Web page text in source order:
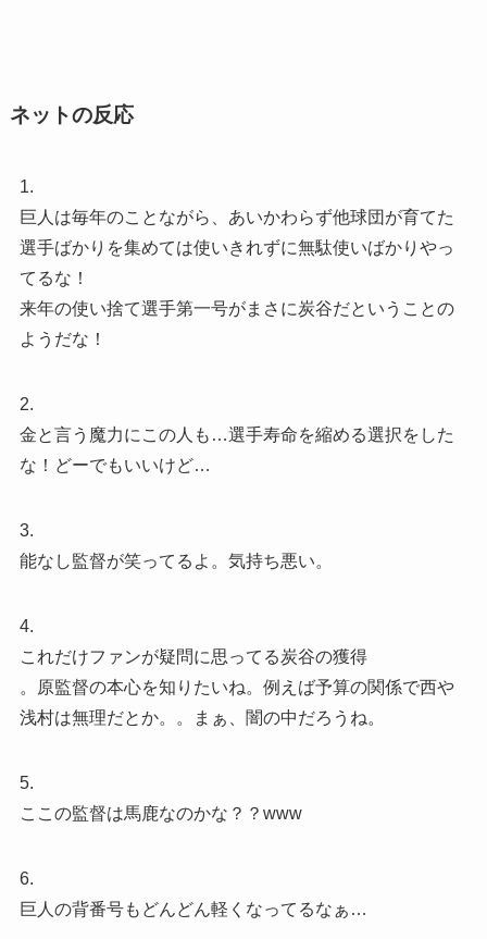
ネットの反応
1.
巨人は毎年のことながら、あいかわらず他球団が育てた
選手ばかりを集めては使いきれずに無駄使いばかりやっ
てるな！
来年の使い捨て選手第一号がまさに炭谷だということの
ようだな！
2.
金と言う魔力にこの人も…選手寿命を縮める選択をした
な！どーでもいいけど…
3.
能なし監督が笑ってるよ。気持ち悪い。
4.
これだけファンが疑問に思ってる炭谷の獲得
。原監督の本心を知りたいね。例えば予算の関係で西や
浅村は無理だとか。。まぁ、闇の中だろうね。
5.
ここの監督は馬鹿なのかな？？www
6.
巨人の背番号もどんどん軽くなってるなぁ…